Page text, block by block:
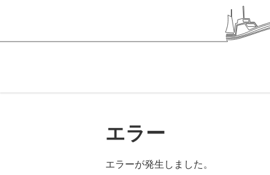
エラー
エラーが発生しました。